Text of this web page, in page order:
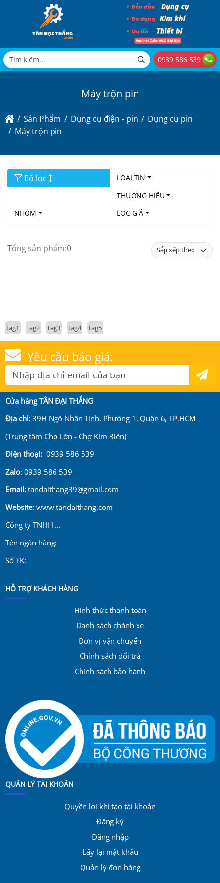
0939 586 539
Máy trộn pin
Sản Phẩm Dụng cụ điện - pin
Dụng cụ pin
Máy trộn pin
Bộ lọc
LOẠI TIN
THƯƠNG HIỆU
NHÓM
LỌC GIÁ
Tổng sản phẩm:0
tag1 tag2 tag3 tag4 tag5
Yêu cầu báo giá:
Cửa hàng TÂN ĐẠI THẮNG
Địa chỉ:39H Ngô Nhân Tịnh, Phường 1, Quận 6, TP.HCM
(Trung tâm Chợ Lớn - Chợ Kim Biên)
Điện thoại: 0939 586 539
Zalo: 0939 586 539
Email:tandaithang39@gmail.com
Website:www.tandaithang.com
Công ty TNHH ...
Tên ngân hàng:
Số TK:
HỖ TRỢ KHÁCH HÀNG
Hình thức thanh toán
Danh sách chành xe
Đơn vị vận chuyển
Chính sách đổi trả
Chính sách bảo hành
QUẢN LÝ TÀI KHOẢN
Quyền lợi khi tạo tài khoản
Đăng ký
Đăng nhập
Lấy lại mật khẩu
Quản lý đơn hàng